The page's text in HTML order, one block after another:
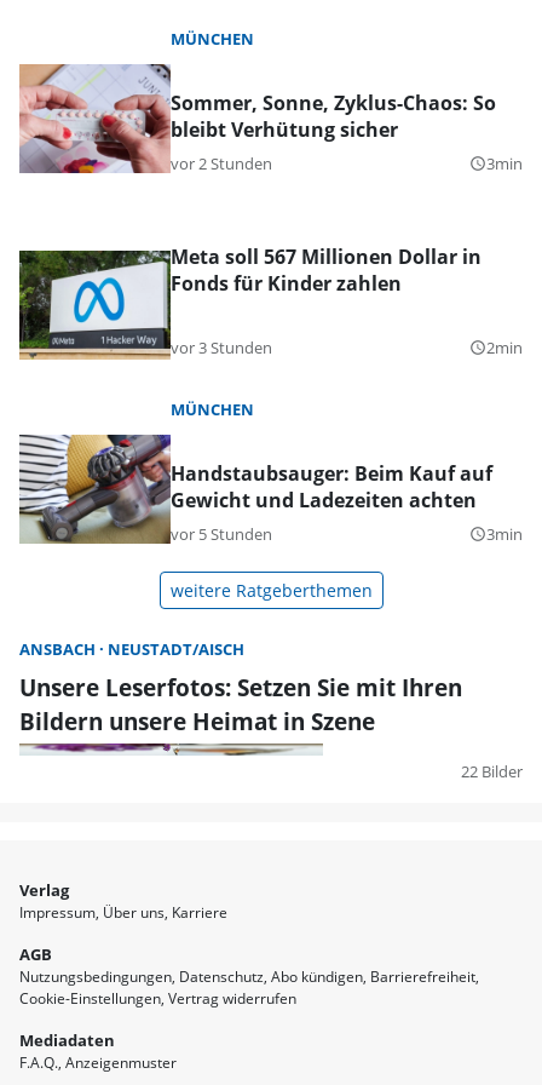
MÜNCHEN
Sommer, Sonne, Zyklus-Chaos: So
bleibt Verhütung sicher
vor 2 Stunden query_builder3min
Meta soll 567 Millionen Dollar in
Fonds für Kinder zahlen
vor 3 Stunden query_builder2min
MÜNCHEN
Handstaubsauger: Beim Kauf auf
Gewicht und Ladezeiten achten
vor 5 Stunden query_builder3min
weitere Ratgeberthemen
ANSBACH NEUSTADT/AISCH
Unsere Leserfotos: Setzen Sie mit Ihren
Bildern unsere Heimat in Szene
22 Bilder
Verlag
Impressum Über uns Karriere
AGB
Nutzungsbedingungen Datenschutz Abo kündigen Barrierefreiheit
Cookie-Einstellungen Vertrag widerrufen
Mediadaten
F.A.Q. Anzeigenmuster